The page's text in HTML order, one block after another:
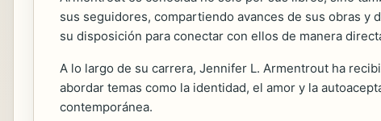
sus seguidores, compartiendo avances de sus obras y
su disposición para conectar con ellos de manera
A lo largo de su carrera, Jennifer L. Armentrout ha
abordar temas como la identidad, el amor y la
contemporánea.